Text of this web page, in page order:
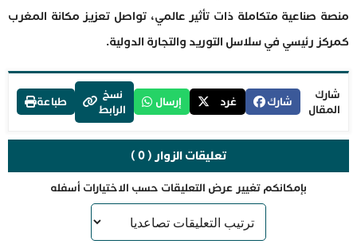
منصة صناعية متكاملة ذات تأثير عالمي، تواصل تعزيز مكانة المغرب
كمركز رئيسي في سلاسل التوريد والتجارة الدولية.
شارك
المقال
شارك غرد إرسال
نسخ
الرابط
طباعة
تعليقات الزوار ( 0 )
بإمكانكم تغيير عرض التعليقات حسب الاختيارات أسفله